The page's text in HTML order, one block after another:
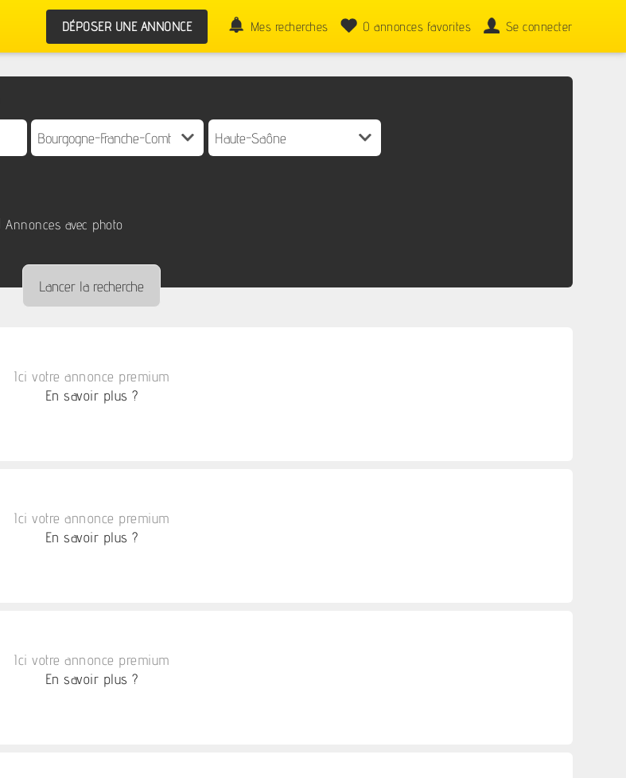
DÉPOSER UNE ANNONCE Mes recherches 0 annonces favorites Se connecter
Annonces avec photo
Ici votre annonce premium
En savoir plus ?
Ici votre annonce premium
En savoir plus ?
Ici votre annonce premium
En savoir plus ?